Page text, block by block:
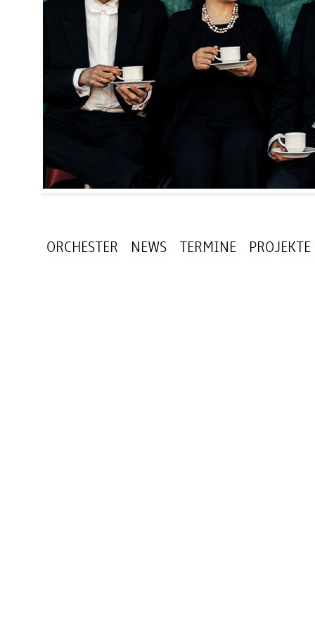
ORCHESTER NEWS TERMINE PROJEKTE